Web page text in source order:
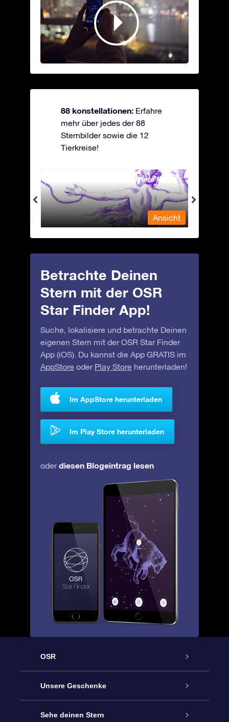
88 konstellationen: Erfahre
mehr über jedes der 88
Sternbilder sowie die 12
Tierkreise!
Andromeda - Die angekettete Magd
Ansicht
Betrachte Deinen
Stern mit der OSR
Star Finder App!
Suche, lokalisiere und betrachte Deinen
eigenen Stern mit der OSR Star Finder
App (iOS). Du kannst die App GRATIS im
AppStore oder Play Store herunterladen!
Im AppStore herunterladen
Im Play Store herunterladen
oderdiesen Blogeintrag lesen
OSR
Service
Kontakt
Unsere Geschenke
Sterne schenken
Sehe deinen Stern